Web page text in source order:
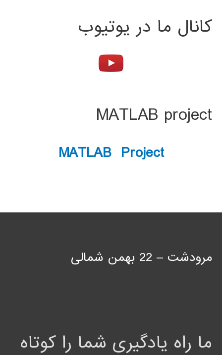
کانال ما در یوتیوب
MATLAB project
MATLAB Project
مرودشت – 22 بهمن شمالی
ما راه یادگیری شما را کوتاه